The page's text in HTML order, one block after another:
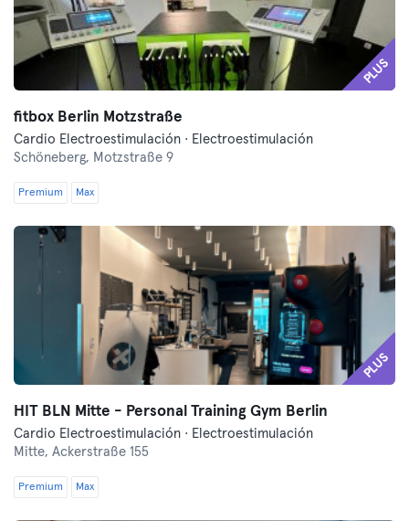
PLUS
fitbox Berlin Motzstraße
Cardio Electroestimulación · Electroestimulación
Schöneberg, Motzstraße 9
Premium Max
PLUS
HIT BLN Mitte - Personal Training Gym Berlin
Cardio Electroestimulación · Electroestimulación
Mitte, Ackerstraße 155
Premium Max